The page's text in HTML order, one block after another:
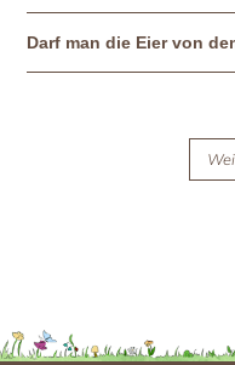
Darf man die Eier von